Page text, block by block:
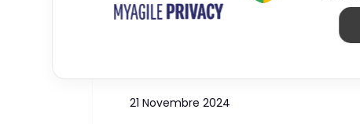
Tag:SOC
21 Novembre 2024